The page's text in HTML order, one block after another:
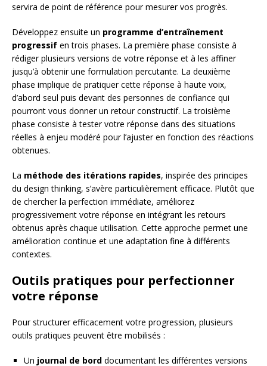
servira de point de référence pour mesurer vos progrès.
Développez ensuite un programme d’entraînement
progressif en trois phases. La première phase consiste à
rédiger plusieurs versions de votre réponse et à les affiner
jusqu’à obtenir une formulation percutante. La deuxième
phase implique de pratiquer cette réponse à haute voix,
d’abord seul puis devant des personnes de confiance qui
pourront vous donner un retour constructif. La troisième
phase consiste à tester votre réponse dans des situations
réelles à enjeu modéré pour l’ajuster en fonction des réactions
obtenues.
La méthode des itérations rapides, inspirée des principes
du design thinking, s’avère particulièrement efficace. Plutôt que
de chercher la perfection immédiate, améliorez
progressivement votre réponse en intégrant les retours
obtenus après chaque utilisation. Cette approche permet une
amélioration continue et une adaptation fine à différents
contextes.
Outils pratiques pour perfectionner
votre réponse
Pour structurer efficacement votre progression, plusieurs
outils pratiques peuvent être mobilisés :
Un journal de bord documentant les différentes versions